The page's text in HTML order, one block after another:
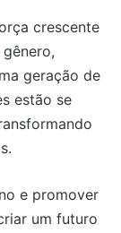
crescente
geração de
estão se
e promover
um futuro